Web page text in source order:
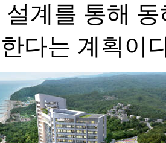
설계를 통해
다는 계획이